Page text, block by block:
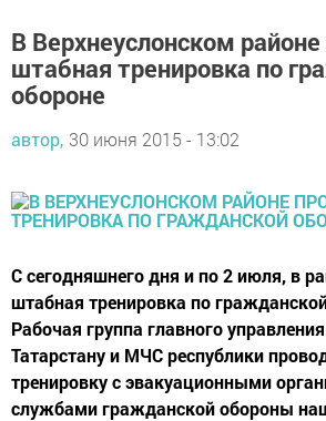
В Верхнеуслонском
штабная тренировка по
обороне
автор, 30 июня 2015 - 13:02
С сегодняшнего дня и по 2 июля, в
штабная тренировка по
Рабочая группа главного
Татарстану и МЧС республики
тренировку с эвакуационными
службами гражданской обороны